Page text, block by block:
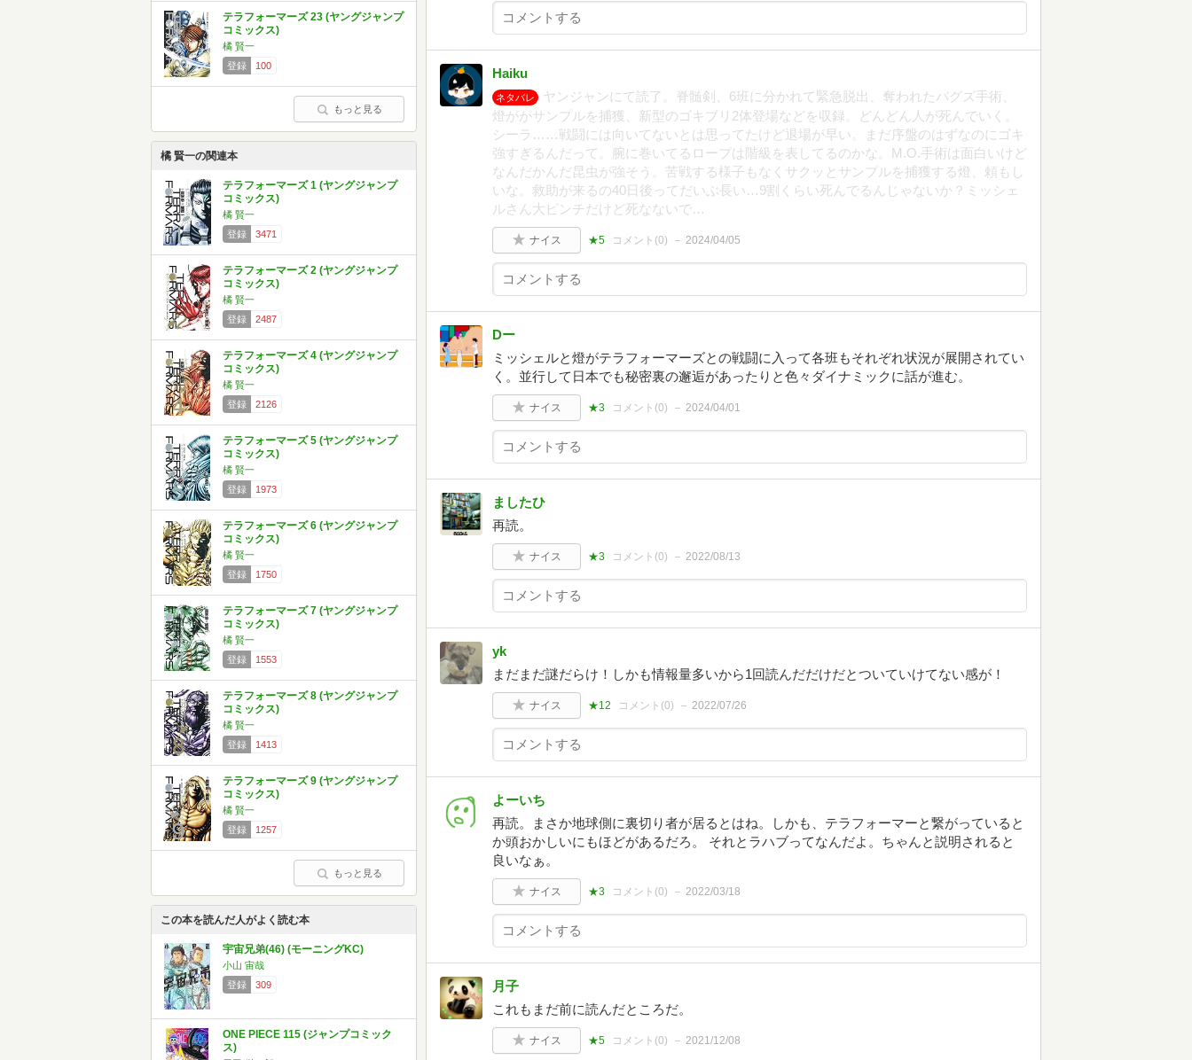
テラフォーマーズ 23 (ヤングジャンプ
コミックス)
橘 賢一
登録
100
もっと見る
橘 賢一の関連本
テラフォーマーズ 1 (ヤングジャンプ
コミックス)
橘 賢一
登録
3471
テラフォーマーズ 2 (ヤングジャンプ
コミックス)
橘 賢一
登録
2487
テラフォーマーズ 4 (ヤングジャンプ
コミックス)
橘 賢一
登録
2126
テラフォーマーズ 5 (ヤングジャンプ
コミックス)
橘 賢一
登録
1973
テラフォーマーズ 6 (ヤングジャンプ
コミックス)
橘 賢一
登録
1750
テラフォーマーズ 7 (ヤングジャンプ
コミックス)
橘 賢一
登録
1553
テラフォーマーズ 8 (ヤングジャンプ
コミックス)
橘 賢一
登録
1413
テラフォーマーズ 9 (ヤングジャンプ
コミックス)
橘 賢一
登録
1257
もっと見る
この本を読んだ人がよく読む本
宇宙兄弟(46) (モーニングKC)
小山 宙哉
登録
309
ONE PIECE 115 (ジャンプコミック
ス)
Haiku
ネタバレ
ヤンジャンにて読了。脊髄剣、6班に分かれて緊急脱出、奪われたバグズ手術、
燈ががサンプルを捕獲、新型のゴキブリ2体登場などを収録。どんどん人が死んでいく。
シーラ……戦闘には向いてないとは思ってたけど退場が早い。まだ序盤のはずなのにゴキ
強すぎるんだって。腕に巻いてるロープは階級を表してるのかな。M.O.手術は面白いけど
なんだかんだ昆虫が強そう。苦戦する様子もなくサクッとサンプルを捕獲する燈、頼もし
いな。救助が来るの40日後ってだいぶ長い…9割くらい死んでるんじゃないか？ミッシェ
ルさん大ピンチだけど死なないで…
ナイス ★5 コメント(0) 2024/04/05
Dー
ミッシェルと燈がテラフォーマーズとの戦闘に入って各班もそれぞれ状況が展開されてい
く。並行して日本でも秘密裏の邂逅があったりと色々ダイナミックに話が進む。
ナイス ★3 コメント(0) 2024/04/01
ましたひ
再読。
ナイス ★3 コメント(0) 2022/08/13
yk
まだまだ謎だらけ！しかも情報量多いから1回読んだだけだとついていけてない感が！
ナイス ★12 コメント(0) 2022/07/26
よーいち
再読。まさか地球側に裏切り者が居るとはね。しかも、テラフォーマーと繋がっていると
か頭おかしいにもほどがあるだろ。 それとラハブってなんだよ。ちゃんと説明されると
良いなぁ。
ナイス ★3 コメント(0) 2022/03/18
月子
これもまだ前に読んだところだ。
ナイス ★5 コメント(0) 2021/12/08